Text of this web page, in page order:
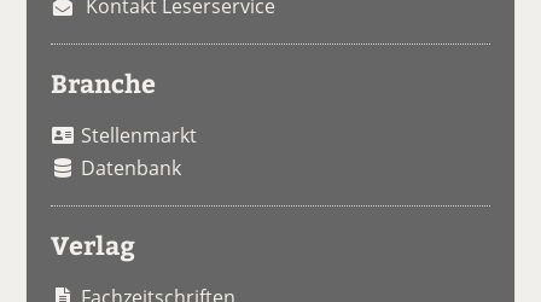
Kontakt Leserservice
Branche
Stellenmarkt
Datenbank
Verlag
Fachzeitschriften